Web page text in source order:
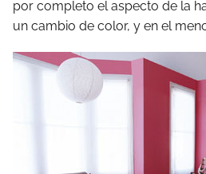
por completo el aspecto de la
un cambio de color, y en el